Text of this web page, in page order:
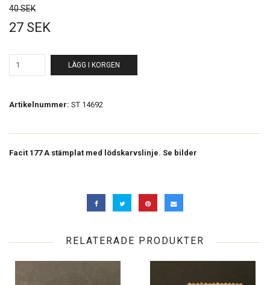
40 SEK
27 SEK
LÄGG I KORGEN
Artikelnummer: ST 14692
Facit 177 A stämplat med lödskarvslinje. Se bilder
RELATERADE PRODUKTER